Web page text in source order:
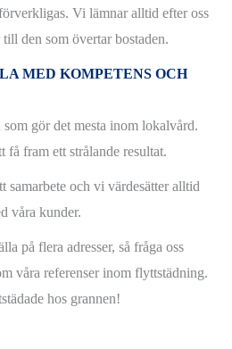
Vi lämnar alltid efter oss
den som övertar bostaden.
MED KOMPETENS OCH
gör det mesta inom lokalvård.
fram ett strålande resultat.
samarbete och vi värdesätter alltid
våra kunder.
på flera adresser, så fråga oss
våra referenser inom flyttstädning.
hos grannen!